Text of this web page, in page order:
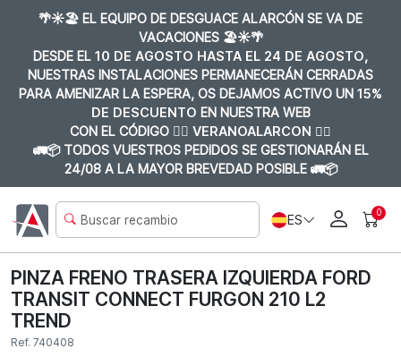
🌴☀️🏖️ EL EQUIPO DE DESGUACE ALARCÓN SE VA DE
VACACIONES 🏖️☀️🌴
DESDE EL 10 DE AGOSTO HASTA EL 24 DE AGOSTO,
NUESTRAS INSTALACIONES PERMANECERÁN CERRADAS
PARA AMENIZAR LA ESPERA, OS DEJAMOS ACTIVO UN 15%
DE DESCUENTO EN NUESTRA WEB
CON EL CÓDIGO 👉🏼 VERANOALARCON 👈🏼
🚛📦 TODOS VUESTROS PEDIDOS SE GESTIONARÁN EL
24/08 A LA MAYOR BREVEDAD POSIBLE 🚛📦
ES 0
PINZA FRENO TRASERA IZQUIERDA FORD
TRANSIT CONNECT FURGON 210 L2
TREND
Ref. 740408